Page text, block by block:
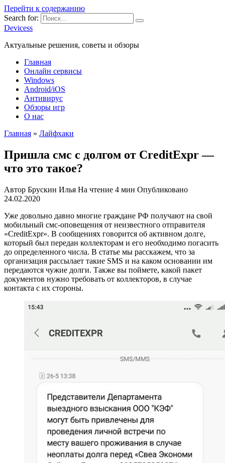
Перейти к содержанию
Search for:
Devicess
Актуальные решения, советы и обзоры
Главная
Онлайн сервисы
Windows
Android/iOS
Антивирус
Обзоры игр
О нас
Главная » Лайфхаки
Пришла смс с долгом от CreditExpr —
что это такое?
Автор Брускин Илья На чтение 4 мин Опубликовано
24.02.2020
Уже довольно давно многие граждане РФ получают на свой
мобильный смс-оповещения от неизвестного отправителя
«CreditExpr». В сообщениях говорится об активном долге,
который был передан коллекторам и его необходимо погасить
до определенного числа. В статье мы расскажем, что за
организация рассылает такие SMS и на каком основании им
передаются чужие долги. Также вы поймете, какой пакет
документов нужно требовать от коллекторов, в случае
контакта с их стороны.